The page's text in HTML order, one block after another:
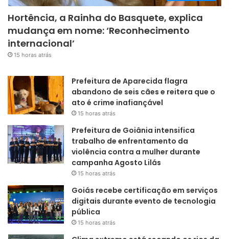
Hortência, a Rainha do Basquete, explica
mudança em nome: ‘Reconhecimento
internacional’
15 horas atrás
Prefeitura de Aparecida flagra
abandono de seis cães e reitera que o
ato é crime inafiançável
15 horas atrás
Prefeitura de Goiânia intensifica
trabalho de enfrentamento da
violência contra a mulher durante
campanha Agosto Lilás
15 horas atrás
Goiás recebe certificação em serviços
digitais durante evento de tecnologia
pública
15 horas atrás